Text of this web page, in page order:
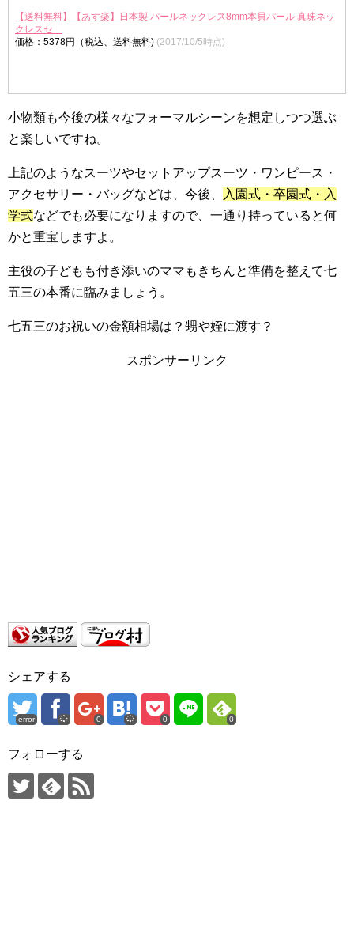
【送料無料】【あす楽】日本製 パールネックレス8mm本貝パール 真珠ネッ
クレスセ…
価格：5378円（税込、送料無料) (2017/10/5時点)
小物類も今後の様々なフォーマルシーンを想定しつつ選ぶ
と楽しいですね。
上記のようなスーツやセットアップスーツ・ワンピース・
アクセサリー・バッグなどは、今後、
入園式・卒園式・入
学式などでも必要になりますので、一通り持っていると何
かと重宝しますよ。
主役の子どもも付き添いのママもきちんと準備を整えて七
五三の本番に臨みましょう。
七五三のお祝いの金額相場は？甥や姪に渡す？
スポンサーリンク
シェアする
error 0 0 0
フォローする